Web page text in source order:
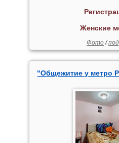
Женские
Фото/
"Общежитие у метро